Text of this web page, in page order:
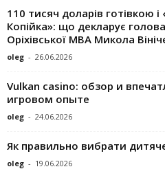
110 тисяч доларів готівкою і
Копійка»: що декларує голова
Оріхівської МВА Микола
oleg - 26.06.2026
Vulkan casino: обзор и
игровом опыте
oleg - 24.06.2026
Як правильно вибрати
oleg - 19.06.2026